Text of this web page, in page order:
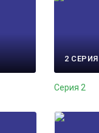
2 СЕРИЯ
Серия 2